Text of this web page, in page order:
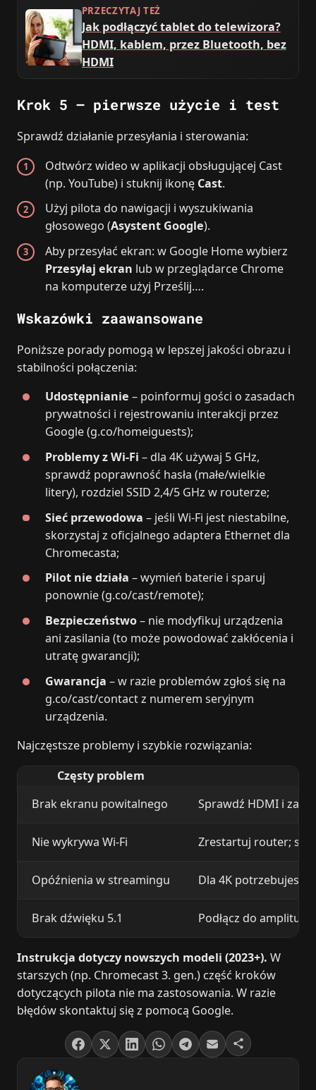
PRZECZYTAJ TEŻ
Jak podłączyć tablet do telewizora?
HDMI, kablem, przez Bluetooth, bez
HDMI
Krok 5 – pierwsze użycie i test
Sprawdź działanie przesyłania i sterowania:
Odtwórz wideo w aplikacji obsługującej Cast
(np. YouTube) i stuknij ikonę Cast.
Użyj pilota do nawigacji i wyszukiwania
głosowego (Asystent Google).
Aby przesyłać ekran: w Google Home wybierz
Przesyłaj ekran lub w przeglądarce Chrome
na komputerze użyj Prześlij….
Wskazówki zaawansowane
Poniższe porady pomogą w lepszej jakości obrazu i
stabilności połączenia:
Udostępnianie – poinformuj gości o zasadach
prywatności i rejestrowaniu interakcji przez
Google (g.co/homeiguests);
Problemy z Wi‑Fi – dla 4K używaj 5 GHz,
sprawdź poprawność hasła (małe/wielkie
litery), rozdziel SSID 2,4/5 GHz w routerze;
Sieć przewodowa – jeśli Wi‑Fi jest niestabilne,
skorzystaj z oficjalnego adaptera Ethernet dla
Chromecasta;
Pilot nie działa – wymień baterie i sparuj
ponownie (g.co/cast/remote);
Bezpieczeństwo– nie modyfikuj urządzenia
ani zasilania (to może powodować zakłócenia i
utratę gwarancji);
Gwarancja – w razie problemów zgłoś się na
g.co/cast/contact z numerem seryjnym
urządzenia.
Najczęstsze problemy i szybkie rozwiązania:
Częsty problem
Brak ekranu powitalnego
Sprawdź HDMI i
Nie wykrywa Wi‑Fi Zrestartuj router;
Opóźnienia w streamingu Dla 4K potrzebujesz
Brak dźwięku 5.1 Podłącz do
Instrukcja dotyczy nowszych modeli (2023+). W
starszych (np. Chromecast 3. gen.) część kroków
dotyczących pilota nie ma zastosowania. W razie
błędów skontaktuj się z pomocą Google.